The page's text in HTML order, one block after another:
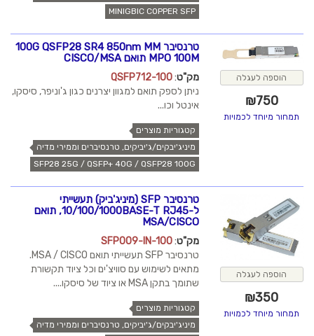
MINIGBIC COPPER SFP
הוספה לעגלה
₪750
תמחור מיוחד לכמויות
טרנסיבר 100G QSFP28 SR4 850nm MM
MPO 100M תואם CISCO/MSA
מק"ט:
QSFP712-100
ניתן לספק תואם למגוון יצרנים כגון ג'וניפר, סיסקו,
אינטל וכו...
קטגוריות מוצרים
מיניג'יבקים/ג'יביקים, טרנסיברים וממירי מדיה
SFP28 25G / QSFP+ 40G / QSFP28 100G
הוספה לעגלה
₪350
תמחור מיוחד לכמויות
טרנסיבר SFP (מיניג'ביק) תעשייתי
ל-10/100/1000BASE-T RJ45, תואם
MSA/CISCO
מק"ט:
SFP009-IN-100
טרנסיבר SFP תעשייתי תואם MSA / CISCO.
מתאים לשימוש עם סוויצ'ים וכל ציוד תקשורת
שתומך בתקן MSA או ציוד של סיסקו....
קטגוריות מוצרים
מיניג'יבקים/ג'יביקים, טרנסיברים וממירי מדיה